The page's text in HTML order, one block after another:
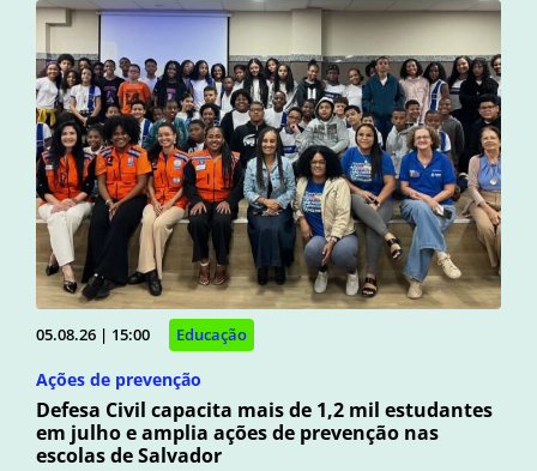
05.08.26 | 15:00 Educação
Ações de prevenção
Defesa Civil capacita mais de 1,2 mil estudantes
em julho e amplia ações de prevenção nas
escolas de Salvador